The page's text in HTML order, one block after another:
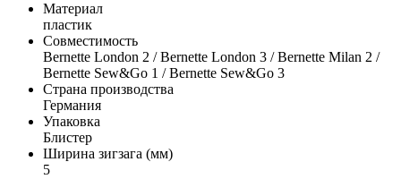
Материал
пластик
Совместимость
Bernette London 2 / Bernette London 3 / Bernette Milan 2 /
Bernette Sew&Go 1 / Bernette Sew&Go 3
Страна производства
Германия
Упаковка
Блистер
Ширина зигзага (мм)
5